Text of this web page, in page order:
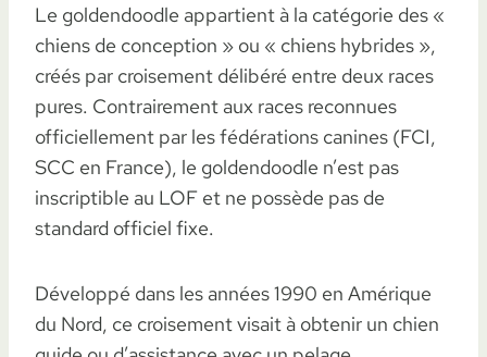
Le goldendoodle appartient à la catégorie des «
chiens de conception » ou « chiens hybrides »,
créés par croisement délibéré entre deux races
pures. Contrairement aux races reconnues
officiellement par les fédérations canines (FCI,
SCC en France), le goldendoodle n’est pas
inscriptible au LOF et ne possède pas de
standard officiel fixe.
Développé dans les années 1990 en Amérique
du Nord, ce croisement visait à obtenir un chien